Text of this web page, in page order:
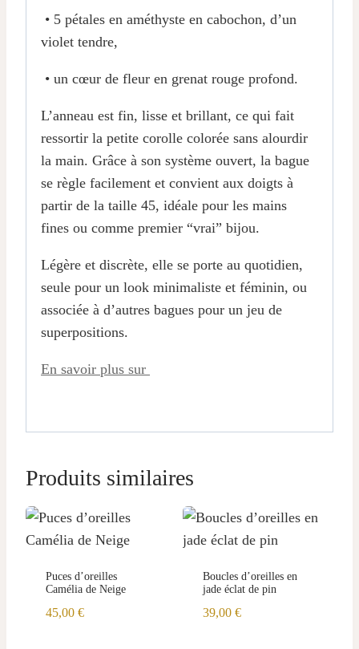
• 5 pétales en améthyste en cabochon, d’un
violet tendre,
• un cœur de fleur en grenat rouge profond.
L’anneau est fin, lisse et brillant, ce qui fait
ressortir la petite corolle colorée sans alourdir
la main. Grâce à son système ouvert, la bague
se règle facilement et convient aux doigts à
partir de la taille 45, idéale pour les mains
fines ou comme premier “vrai” bijou.
Légère et discrète, elle se porte au quotidien,
seule pour un look minimaliste et féminin, ou
associée à d’autres bagues pour un jeu de
superpositions.
En savoir plus sur
Produits similaires
Puces d’oreilles
Camélia de Neige
45,00 €
Boucles d’oreilles en
jade éclat de pin
39,00 €